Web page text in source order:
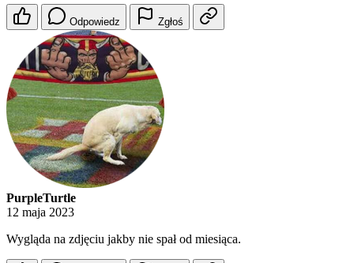
Odpowiedz Zgłoś
PurpleTurtle
12 maja 2023
Wygląda na zdjęciu jakby nie spał od miesiąca.